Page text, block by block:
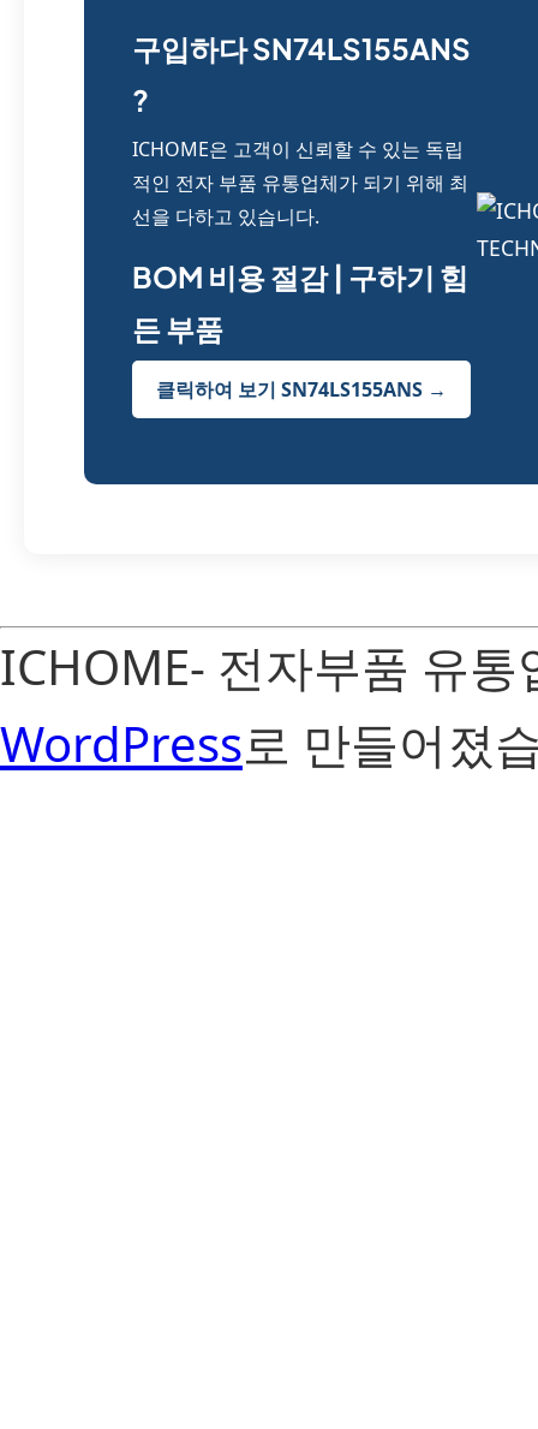
구입하다 SN74LS155ANS
?
ICHOME은 고객이 신뢰할 수 있는 독립
적인 전자 부품 유통업체가 되기 위해 최
선을 다하고 있습니다.
BOM 비용 절감 | 구하기 힘
든 부품
클릭하여 보기 SN74LS155ANS →
ICHOME- 전자부품 유
WordPress로 만들어졌